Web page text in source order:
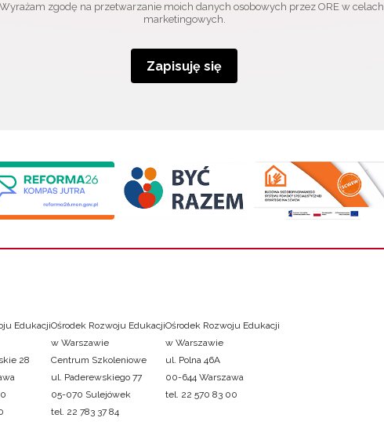
Wyrażam zgodę na przetwarzanie moich danych osobowych przez ORE w celach
marketingowych.
Zapisuję się
Edukacji
28
Ośrodek Rozwoju Edukacji
w Warszawie
Centrum Szkoleniowe
ul. Paderewskiego 77
05-070 Sulejówek
tel. 22 783 37 84
Ośrodek Rozwoju Edukacji
w Warszawie
ul. Polna 46A
00-644 Warszawa
tel. 22 570 83 00